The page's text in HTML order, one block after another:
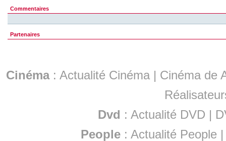
Commentaires
Partenaires
Cinéma: Actualité Cinéma | Cinéma de
Dvd : Actualité DVD |
People :Actualité People